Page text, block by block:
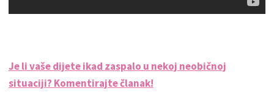
Je li vaše dijete ikad zaspalo u nekoj neobičnoj
situaciji? Komentirajte članak!